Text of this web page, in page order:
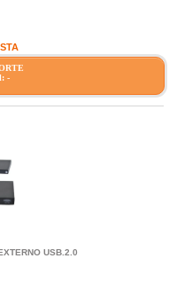
-
USB.2.0